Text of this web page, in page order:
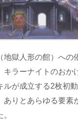
地獄人形の館）への
キラーナイトのおか
ルが成立する2枚初
ありとあらゆる要素